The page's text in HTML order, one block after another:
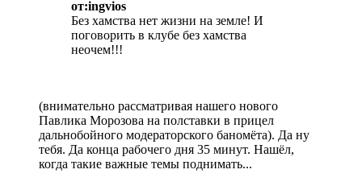
от:ingvios
Без хамства нет жизни на земле! И
поговорить в клубе без хамства
неочем!!!
(внимательно рассматривая нашего нового
Павлика Морозова на полставки в прицел
дальнобойного модераторского баномёта). Да ну
тебя. Да конца рабочего дня 35 минут. Нашёл,
когда такие важные темы поднимать...